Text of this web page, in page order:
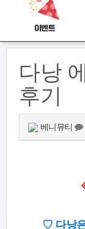
이벤트
다낭
후기
베니뮤티
♡ 다낭